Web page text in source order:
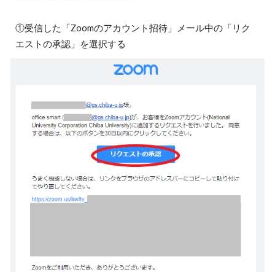
①受信した「Zoomのアカウント招待」メール中の「リク
エストの承認」を選択する